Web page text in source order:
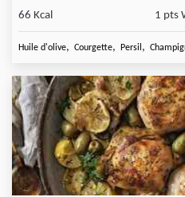
66 Kcal 1 pts
Huile d'olive, Courgette, Persil ,